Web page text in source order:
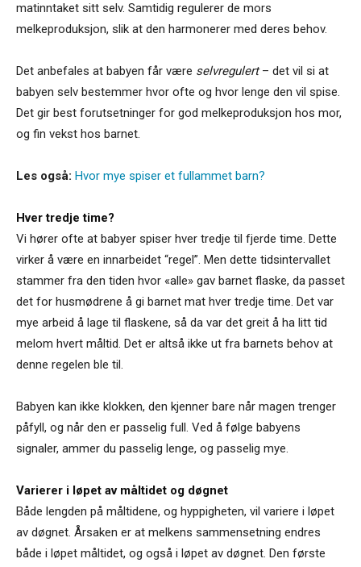
matinntaket sitt selv. Samtidig regulerer de mors
melkeproduksjon, slik at den harmonerer med deres behov.
Det anbefales at babyen får være selvregulert– det vil si at
babyen selv bestemmer hvor ofte og hvor lenge den vil spise.
Det gir best forutsetninger for god melkeproduksjon hos mor,
og fin vekst hos barnet.
Les også: Hvor mye spiser et fullammet barn?
Hver tredje time?
Vi hører ofte at babyer spiser hver tredje til fjerde time. Dette
virker å være en innarbeidet “regel”. Men dette tidsintervallet
stammer fra den tiden hvor «alle» gav barnet flaske, da passet
det for husmødrene å gi barnet mat hver tredje time. Det var
mye arbeid å lage til flaskene, så da var det greit å ha litt tid
melom hvert måltid. Det er altså ikke ut fra barnets behov at
denne regelen ble til.
Babyen kan ikke klokken, den kjenner bare når magen trenger
påfyll, og når den er passelig full. Ved å følge babyens
signaler, ammer du passelig lenge, og passelig mye.
Varierer i løpet av måltidet og døgnet
Både lengden på måltidene, og hyppigheten, vil variere i løpet
av døgnet. Årsaken er at melkens sammensetning endres
både i løpet måltidet, og også i løpet av døgnet. Den første